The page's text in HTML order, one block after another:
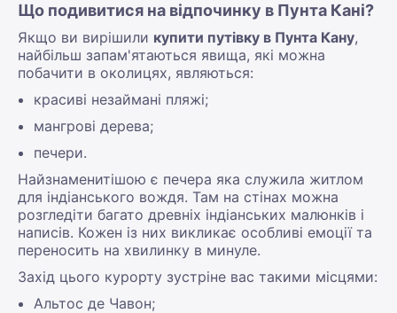
Що подивитися на відпочинку в Пунта Кані?
Якщо ви вирішили купити путівку в Пунта Кану,
найбільш запам'ятаються явища, які можна
побачити в околицях, являються:
красиві незаймані пляжі;
мангрові дерева;
печери.
Найзнаменитішою є печера яка служила житлом
для індіанського вождя. Там на стінах можна
розгледіти багато древніх індіанських малюнків і
написів. Кожен із них викликає особливі емоції та
переносить на хвилинку в минуле.
Захід цього курорту зустріне вас такими місцями:
Альтос де Чавон;